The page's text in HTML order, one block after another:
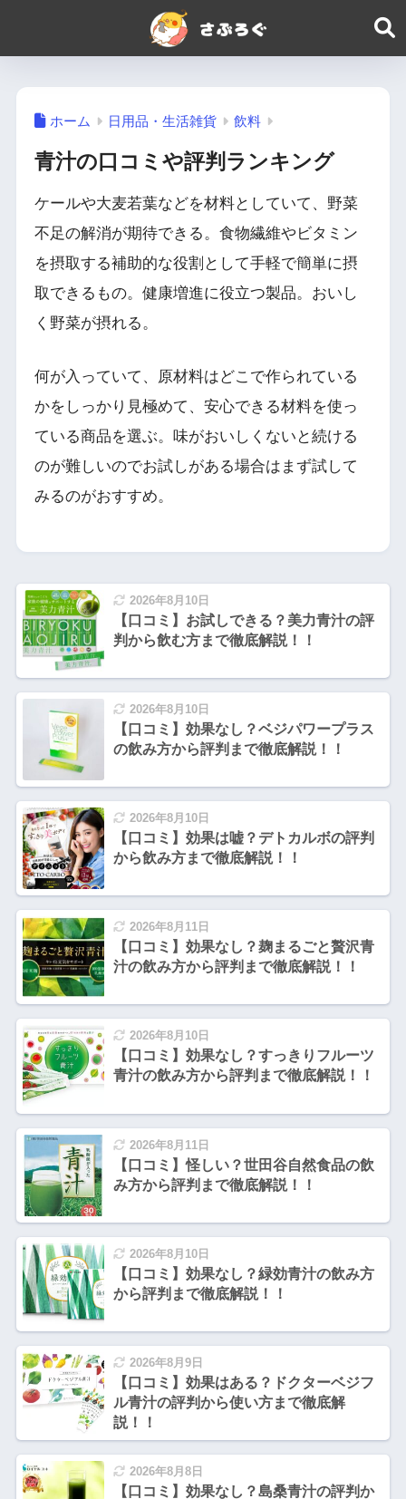
ホーム 日用品・生活雑貨 飲料
青汁の口コミや評判ランキング
ケールや大麦若葉などを材料としていて、野菜
不足の解消が期待できる。食物繊維やビタミン
を摂取する補助的な役割として手軽で簡単に摂
取できるもの。健康増進に役立つ製品。おいし
く野菜が摂れる。
何が入っていて、原材料はどこで作られている
かをしっかり見極めて、安心できる材料を使っ
ている商品を選ぶ。味がおいしくないと続ける
のが難しいのでお試しがある場合はまず試して
みるのがおすすめ。
2026年8月10日
【口コミ】お試しできる？美力青汁の評
判から飲む方まで徹底解説！！
2026年8月10日
【口コミ】効果なし？ベジパワープラス
の飲み方から評判まで徹底解説！！
2026年8月10日
【口コミ】効果は嘘？デトカルボの評判
から飲み方まで徹底解説！！
2026年8月11日
【口コミ】効果なし？麹まるごと贅沢青
汁の飲み方から評判まで徹底解説！！
2026年8月10日
【口コミ】効果なし？すっきりフルーツ
青汁の飲み方から評判まで徹底解説！！
2026年8月11日
【口コミ】怪しい？世田谷自然食品の飲
み方から評判まで徹底解説！！
2026年8月10日
【口コミ】効果なし？緑効青汁の飲み方
から評判まで徹底解説！！
2026年8月9日
【口コミ】効果はある？ドクターベジフ
ル青汁の評判から使い方まで徹底解
説！！
2026年8月8日
【口コミ】効果なし？島桑青汁の評判か